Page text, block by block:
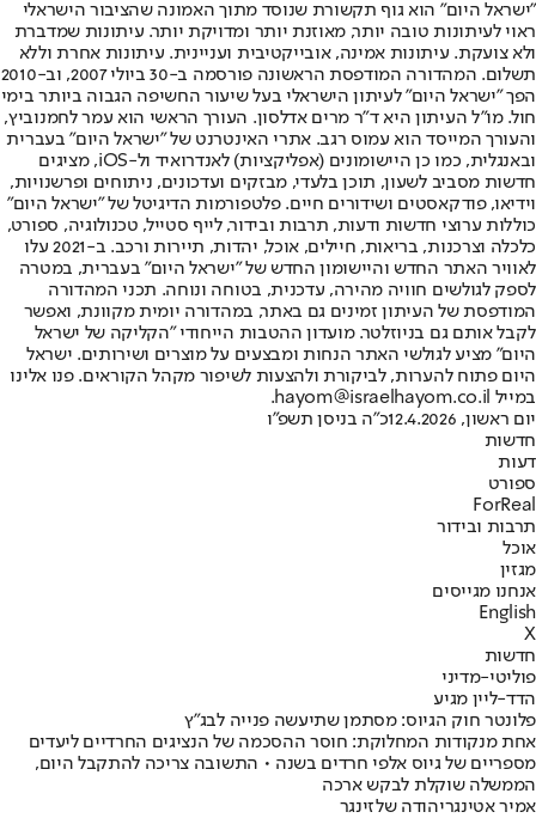
"ישראל היום" הוא גוף תקשורת שנוסד מתוך האמונה שהציבור הישראלי
ראוי לעיתונות טובה יותר, מאוזנת יותר ומדויקת יותר. עיתונות שמדברת
ולא צועקת. עיתונות אמינה, אובייקטיבית ועניינית. עיתונות אחרת וללא
תשלום. המהדורה המודפסת הראשונה פורסמה ב-30 ביולי 2007, וב-2010
הפך "ישראל היום" לעיתון הישראלי בעל שיעור החשיפה הגבוה ביותר בימי
חול. מו"ל העיתון היא ד"ר מרים אדלסון. העורך הראשי הוא עמר לחמנוביץ,
והעורך המייסד הוא עמוס רגב. אתרי האינטרנט של "ישראל היום" בעברית
ובאנגלית, כמו כן היישומונים (אפליקציות) לאנדרואיד ול-iOS, מציגים
חדשות מסביב לשעון, תוכן בלעדי, מבזקים ועדכונים, ניתוחים ופרשנויות,
וידיאו, פודקאסטים ושידורים חיים. פלטפורמות הדיגיטל של "ישראל היום"
כוללות ערוצי חדשות ודעות, תרבות ובידור, לייף סטייל, טכנולוגיה, ספורט,
כלכלה וצרכנות, בריאות, חיילים, אוכל, יהדות, תיירות ורכב. ב-2021 עלו
לאוויר האתר החדש והיישומון החדש של "ישראל היום" בעברית, במטרה
לספק לגולשים חוויה מהירה, עדכנית, בטוחה ונוחה. תכני המהדורה
המודפסת של העיתון זמינים גם באתר, במהדורה יומית מקוונת, ואפשר
לקבל אותם גם בניוזלטר. מועדון ההטבות הייחודי "הקליקה של ישראל
היום" מציע לגולשי האתר הנחות ומבצעים על מוצרים ושירותים. ישראל
היום פתוח להערות, לביקורת ולהצעות לשיפור מקהל הקוראים. פנו אלינו
במייל hayom@israelhayom.co.il.
יום ראשון, 12.4.2026
כ"ה בניסן תשפ"ו
חדשות
דעות
ספורט
ForReal
תרבות ובידור
אוכל
מגזין
אנחנו מגייסים
English
X
חדשות
פוליטי-מדיני
הדד-ליין מגיע
פלונטר חוק הגיוס: מסתמן שתיעשה פנייה לבג"ץ
אחת מנקודות המחלוקת: חוסר ההסכמה של הנציגים החרדיים ליעדים
מספריים של גיוס אלפי חרדים בשנה • התשובה צריכה להתקבל היום,
הממשלה שוקלת לבקש ארכה
אמיר אטינגריהודה שלזינגר